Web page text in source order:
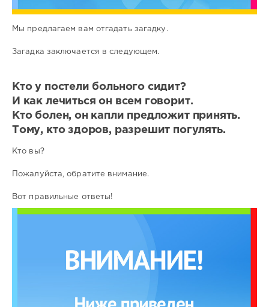
Мы предлагаем вам отгадать загадку.
Загадка заключается в следующем.
Кто у постели больного сидит?
И как лечиться он всем говорит.
Кто болен, он капли предложит принять.
Тому, кто здоров, разрешит погулять.
Кто вы?
Пожалуйста, обратите внимание.
Вот правильные ответы!